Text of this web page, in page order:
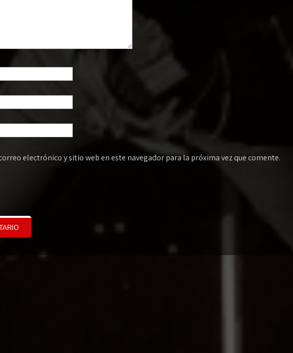
electrónico y sitio web en este navegador para la próxima vez que comente.